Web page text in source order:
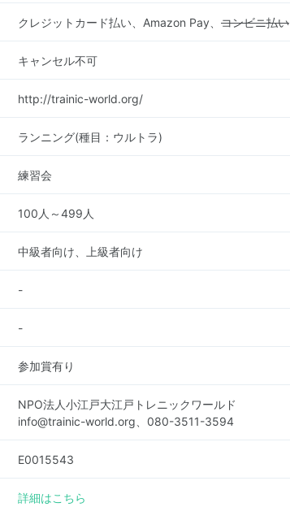
クレジットカード払い、Amazon Pay、 コンビニ払い
キャンセル不可
http://trainic-world.org/
ランニング(種目：ウルトラ)
練習会
100人～499人
中級者向け、上級者向け
-
-
参加賞有り
NPO法人小江戸大江戸トレニックワールド
info@trainic-world.org、080-3511-3594
E0015543
詳細はこちら